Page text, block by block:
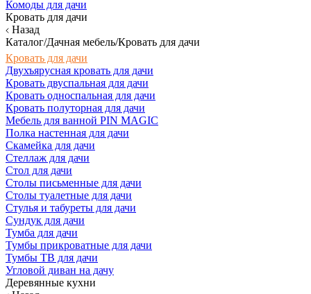
Комоды для дачи
Кровать для дачи
Назад
Каталог/Дачная мебель/Кровать для дачи
Кровать для дачи
Двухъярусная кровать для дачи
Кровать двуспальная для дачи
Кровать односпальная для дачи
Кровать полуторная для дачи
Мебель для ванной PIN MAGIC
Полка настенная для дачи
Скамейка для дачи
Стеллаж для дачи
Стол для дачи
Столы письменные для дачи
Столы туалетные для дачи
Стулья и табуреты для дачи
Сундук для дачи
Тумба для дачи
Тумбы прикроватные для дачи
Тумбы ТВ для дачи
Угловой диван на дачу
Деревянные кухни